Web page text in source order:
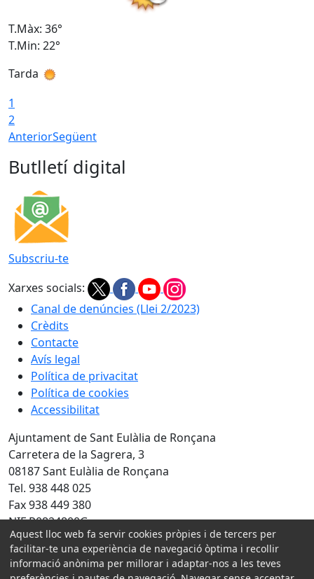
T.Màx: 36°
T.Min: 22°
Tarda
1
2
AnteriorSegüent
Butlletí digital
Subscriu-te
Xarxes socials:
Canal de denúncies (Llei 2/2023)
Crèdits
Contacte
Avís legal
Política de privacitat
Política de cookies
Accessibilitat
Ajuntament de Sant Eulàlia de Ronçana
Carretera de la Sagrera, 3
08187 Sant Eulàlia de Ronçana
Tel. 938 448 025
Fax 938 449 380
NIF P0824800G
Amb la col·laboració de:
Aquest lloc web fa servir cookies pròpies i de tercers per
facilitar-te una experiència de navegació òptima i recollir
informació anònima per millorar i adaptar-nos a les teves